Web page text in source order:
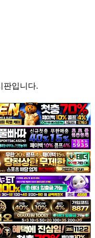
판입니다.